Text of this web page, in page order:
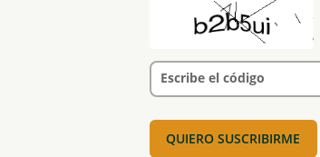
Escribe el código